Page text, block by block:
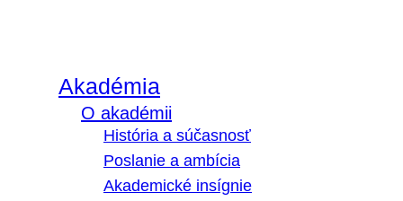
Akadémia
O akadémii
História a súčasnosť
Poslanie a ambícia
Akademické insígnie